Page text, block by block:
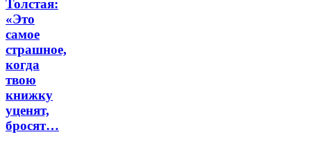
Толстая:
«Это
самое
страшное,
когда
твою
книжку
уценят,
бросят…